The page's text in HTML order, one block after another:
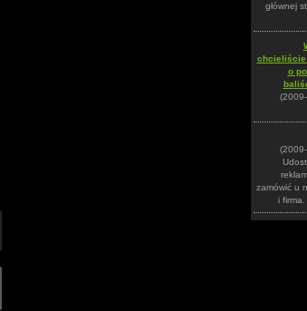
głównej
chcieliście
o
zamówić u
i firma.